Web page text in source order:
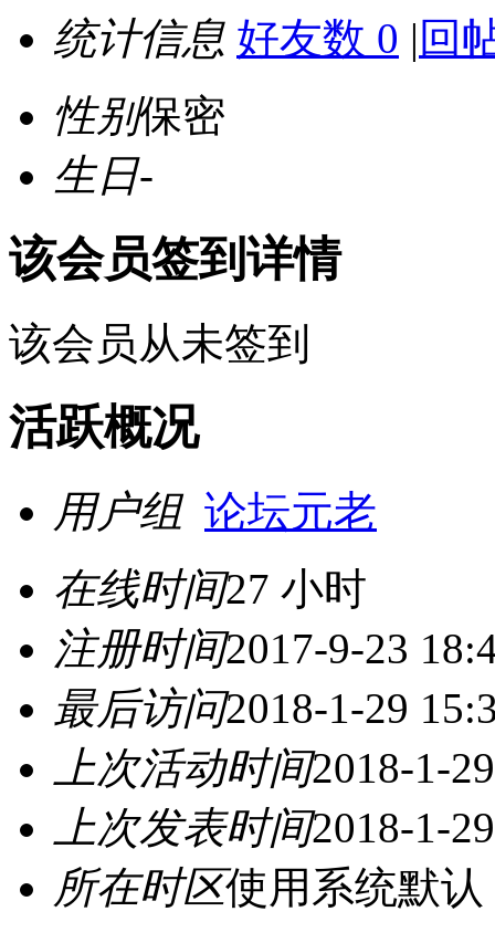
统计信息 好友数 0 | 回
性别保密
生日-
该会员签到详情
该会员从未签到
活跃概况
用户组 论坛元老
在线时间27 小时
注册时间2017-9-23
最后访问2018-1-29
上次活动时间2018-1-
上次发表时间2018-1-
所在时区使用系统默认